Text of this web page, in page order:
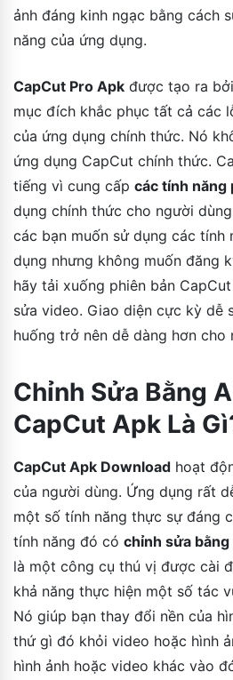
ảnh đáng kinh ngạc bằng cách
năng của ứng dụng.
CapCut Pro Apk được tạo ra
mục đích khắc phục tất cả các
của ứng dụng chính thức. Nó
ứng dụng CapCut chính thức.
tiếng vì cung cấp các tính năng
dụng chính thức cho người
các bạn muốn sử dụng các tính
dụng nhưng không muốn đăng
hãy tải xuống phiên bản
sửa video. Giao diện cực kỳ dễ
huống trở nên dễ dàng hơn cho
Chỉnh Sửa Bằng
CapCut Apk Là
CapCut Apk Download hoạt
của người dùng. Ứng dụng rất
một số tính năng thực sự đáng
tính năng đó có chỉnh sửa bằng
là một công cụ thú vị được cài
khả năng thực hiện một số tác
Nó giúp bạn thay đổi nền của
thứ gì đó khỏi video hoặc hình
hình ảnh hoặc video khác vào